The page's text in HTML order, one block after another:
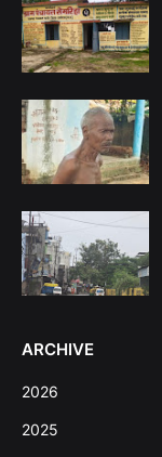
ARCHIVE
2026
2025